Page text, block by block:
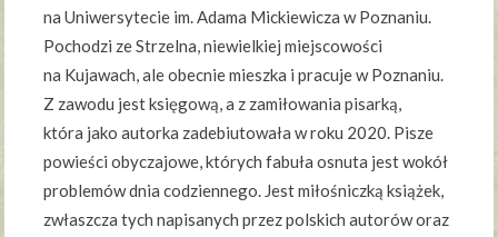
na Uniwersytecie im. Adama Mickiewicza w Poznaniu.
Pochodzi ze Strzelna, niewielkiej miejscowości
na Kujawach, ale obecnie mieszka i pracuje w Poznaniu.
Z zawodu jest księgową, a z zamiłowania pisarką,
która jako autorka zadebiutowała w roku 2020. Pisze
powieści obyczajowe, których fabuła osnuta jest wokół
problemów dnia codziennego. Jest miłośniczką książek,
zwłaszcza tych napisanych przez polskich autorów oraz